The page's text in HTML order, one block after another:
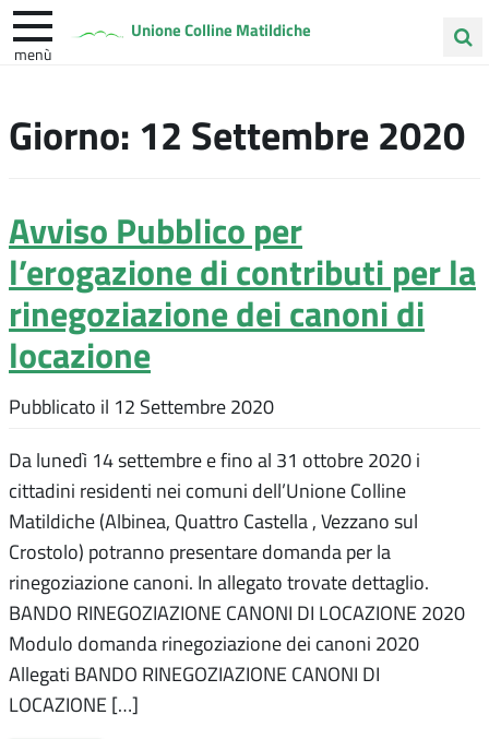
Unione Colline Matildiche
menù
sito
Giorno: 12 Settembre 2020
Avviso Pubblico per
l’erogazione di contributi per la
rinegoziazione dei canoni di
locazione
Pubblicato il 12 Settembre 2020
Da lunedì 14 settembre e fino al 31 ottobre 2020 i
cittadini residenti nei comuni dell’Unione Colline
Matildiche (Albinea, Quattro Castella , Vezzano sul
Crostolo) potranno presentare domanda per la
rinegoziazione canoni. In allegato trovate dettaglio.
BANDO RINEGOZIAZIONE CANONI DI LOCAZIONE 2020
Modulo domanda rinegoziazione dei canoni 2020
Allegati BANDO RINEGOZIAZIONE CANONI DI
LOCAZIONE […]